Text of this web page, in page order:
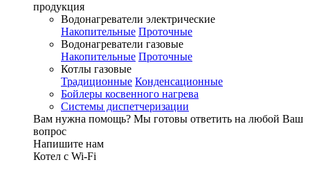
продукция
Водонагреватели электрические
Накопительные Проточные
Водонагреватели газовые
Накопительные Проточные
Котлы газовые
Традиционные Конденсационные
Бойлеры косвенного нагрева
Системы диспетчеризации
Вам нужна помощь? Мы готовы ответить на любой Ваш
вопрос
Напишите нам
Котел с Wi-Fi